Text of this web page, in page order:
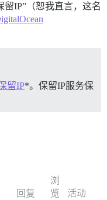
IP”（恕我直言，这名
留IP*。保留IP服务保
回复
浏
览
活动